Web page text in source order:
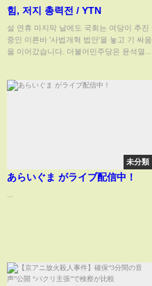
힘, 저지 총력전 / YTN
설 연휴 마지막 날에도 국회는 여당이 추진
중인 이른바 '사법개혁 법안'을 놓고 기 싸움
을 이어갔습니다. 더불어민주당은 윤석열...
未分類
あらいぐま がライブ配信中！